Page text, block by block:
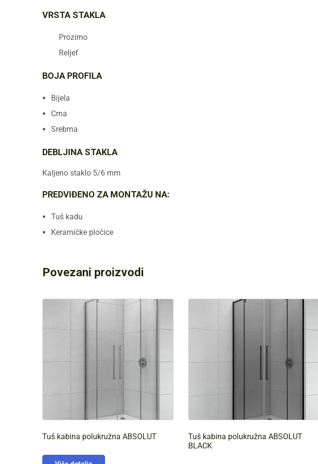
VRSTA STAKLA
Prozirno
Reljef
BOJA PROFILA
Bijela
Crna
Srebrna
DEBLJINA STAKLA
Kaljeno staklo 5/6 mm
PREDVIĐENO ZA MONTAŽU NA:
Tuš kadu
Keramičke pločice
Povezani proizvodi
Tuš kabina polukružna ABSOLUT
Tuš kabina polukružna ABSOLUT
BLACK